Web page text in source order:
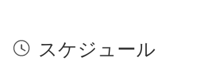
スケジュール